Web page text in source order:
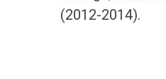
(2012-2014).